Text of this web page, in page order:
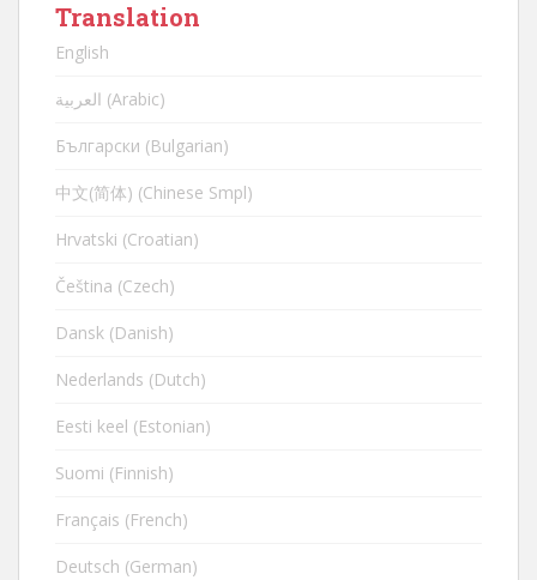
Translation
English
العربية (Arabic)
Български (Bulgarian)
中文(简体) (Chinese Smpl)
Hrvatski (Croatian)
Čeština (Czech)
Dansk (Danish)
Nederlands (Dutch)
Eesti keel (Estonian)
Suomi (Finnish)
Français (French)
Deutsch (German)